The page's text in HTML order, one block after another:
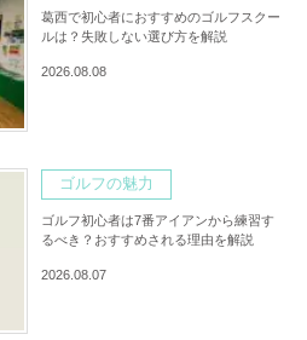
葛西で初心者におすすめのゴルフスクー
ルは？失敗しない選び方を解説
2026.08.08
ゴルフの魅力
ゴルフ初心者は7番アイアンから練習す
るべき？おすすめされる理由を解説
2026.08.07